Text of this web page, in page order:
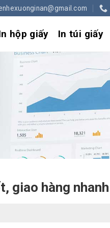
hộp giấy In túi giấy
giao hàng nhanh